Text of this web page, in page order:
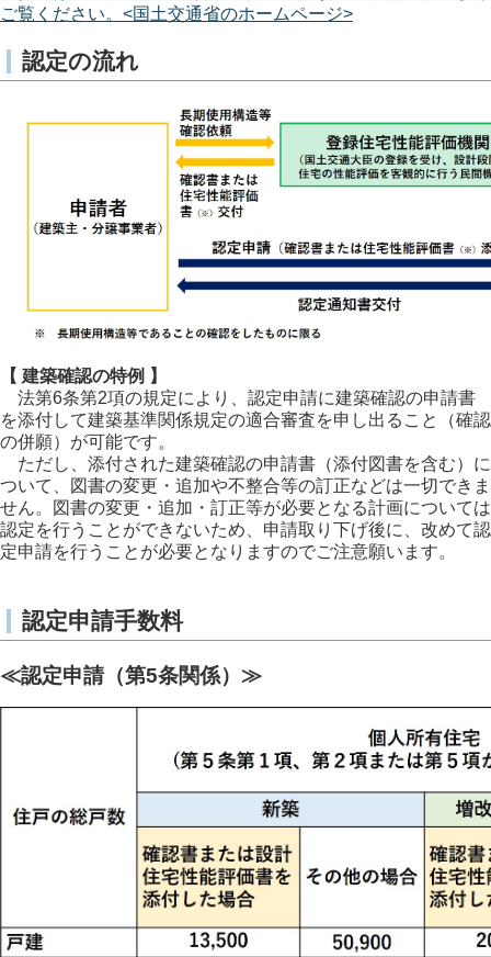
ご覧ください。<国土交通省のホームページ>
認定の流れ
【 建築確認の特例 】
法第6条第2項の規定により、認定申請に建築確認の申請書
を添付して建築基準関係規定の適合審査を申し出ること（確認
の併願）が可能です。
ただし、添付された建築確認の申請書（添付図書を含む）に
ついて、図書の変更・追加や不整合等の訂正などは一切できま
せん。図書の変更・追加・訂正等が必要となる計画については
認定を行うことができないため、申請取り下げ後に、改めて認
定申請を行うことが必要となりますのでご注意願います。
認定申請手数料
≪認定申請（第5条関係）≫